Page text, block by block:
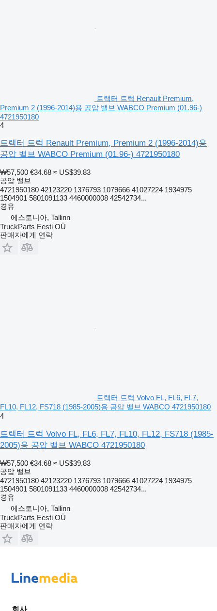
트랙터 트럭 Renault Premium,
Premium 2 (1996-2014)용 공압 밸브 WABCO Premium (01.96-)
4721950180
4
트랙터 트럭 Renault Premium, Premium 2 (1996-2014)용
공압 밸브 WABCO Premium (01.96-) 4721950180
₩57,500 €34.68 ≈ US$39.83
공압 밸브
4721950180 42123220 1376793 1079666 41027224 1934975
1504901 5801091133 4460000008 42542734...
경유
에스토니아, Tallinn
TruckParts Eesti OÜ
판매자에게 연락
트랙터 트럭 Volvo FL, FL6, FL7,
FL10, FL12, FS718 (1985-2005)용 공압 밸브 WABCO 4721950180
4
트랙터 트럭 Volvo FL, FL6, FL7, FL10, FL12, FS718 (1985-
2005)용 공압 밸브 WABCO 4721950180
₩57,500 €34.68 ≈ US$39.83
공압 밸브
4721950180 42123220 1376793 1079666 41027224 1934975
1504901 5801091133 4460000008 42542734...
경유
에스토니아, Tallinn
TruckParts Eesti OÜ
판매자에게 연락
회사